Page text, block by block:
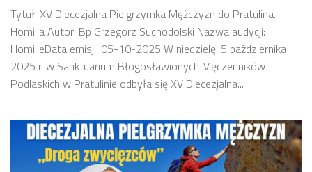
Tytuł: XV Diecezjalna Pielgrzymka Mężczyzn do Pratulina.
Homilia Autor: Bp Grzegorz Suchodolski Nazwa audycji:
HomilieData emisji: 05-10-2025 W niedzielę, 5 października
2025 r. w Sanktuarium Błogosławionych Męczenników
Podlaskich w Pratulinie odbyła się XV Diecezjalna...